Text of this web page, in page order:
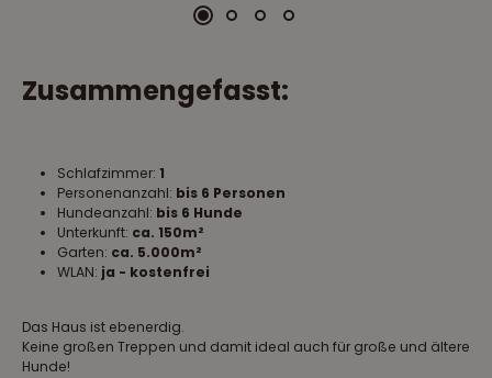
Zusammengefasst:
Schlafzimmer: 1
Personenanzahl: bis 6 Personen
Hundeanzahl: bis 6 Hunde
Unterkunft: ca. 150m²
Garten: ca. 5.000m²
WLAN: ja - kostenfrei
Das Haus ist ebenerdig.
Keine großen Treppen und damit ideal auch für große und ältere
Hunde!